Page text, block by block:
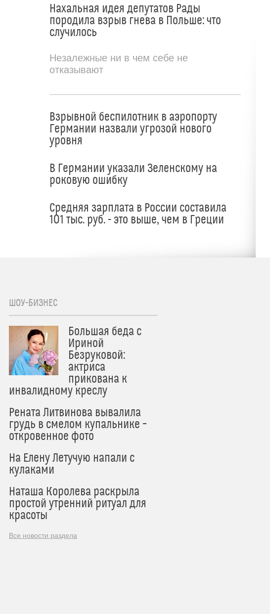
Нахальная идея депутатов Рады
породила взрыв гнева в Польше: что
случилось
Незалежные ни в чем себе не
отказывают
Взрывной беспилотник в аэропорту
Германии назвали угрозой нового
уровня
В Германии указали Зеленскому на
роковую ошибку
Средняя зарплата в России составила
101 тыс. руб. - это выше, чем в Греции
ШОУ-БИЗНЕС
Большая беда с
Ириной
Безруковой:
актриса
прикована к
инвалидному креслу
Рената Литвинова вывалила
грудь в смелом купальнике –
откровенное фото
На Елену Летучую напали с
кулаками
Наташа Королева раскрыла
простой утренний ритуал для
красоты
Все новости раздела